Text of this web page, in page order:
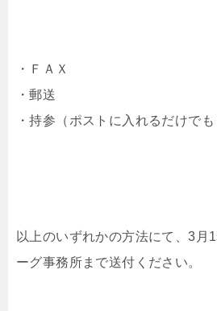
・ＦＡＸ
・郵送
・持参（ポストに入れるだけでも
以上のいずれかの方法にて、3月
ーグ事務所まで送付ください。